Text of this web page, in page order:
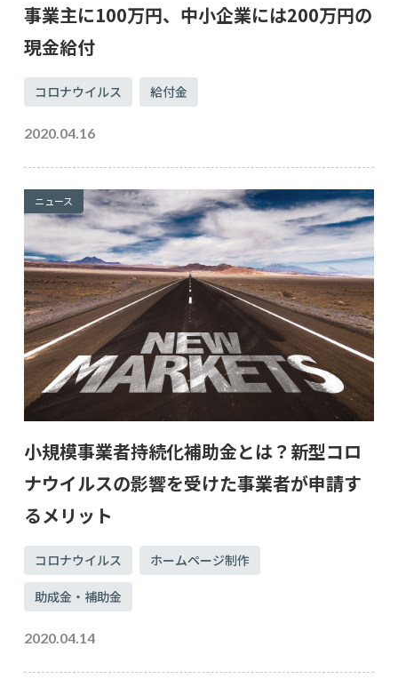
事業主に100万円、中小企業には200万円の
現金給付
コロナウイルス 給付金
2020.04.16
ニュース
小規模事業者持続化補助金とは？新型コロ
ナウイルスの影響を受けた事業者が申請す
るメリット
コロナウイルス ホームページ制作
助成金・補助金
2020.04.14